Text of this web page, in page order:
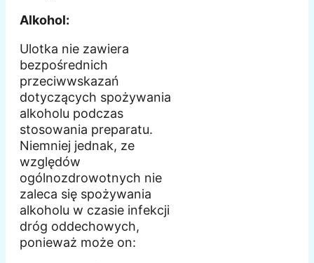
Alkohol:
Ulotka nie zawiera
bezpośrednich
przeciwwskazań
dotyczących spożywania
alkoholu podczas
stosowania preparatu.
Niemniej jednak, ze
względów
ogólnozdrowotnych nie
zaleca się spożywania
alkoholu w czasie infekcji
dróg oddechowych,
ponieważ może on: